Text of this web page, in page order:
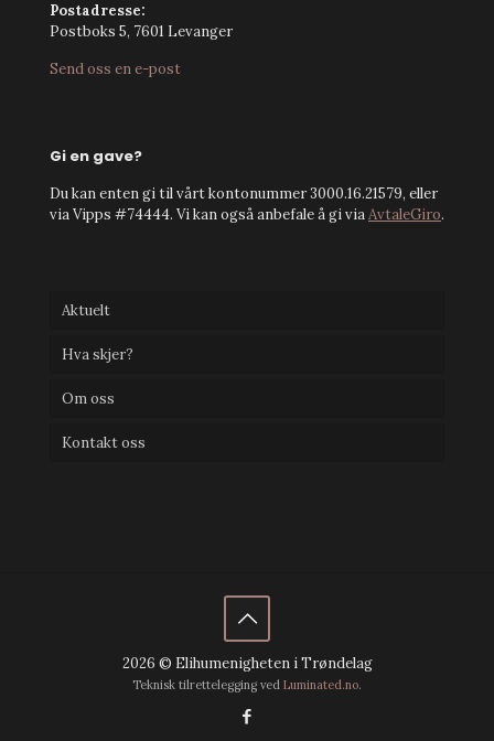
Postadresse:
Postboks 5, 7601 Levanger
Send oss en e-post
Gi en gave?
Du kan enten gi til vårt kontonummer 3000.16.21579, eller
via Vipps #74444. Vi kan også anbefale å gi viaAvtaleGiro.
Aktuelt
Hva skjer?
Om oss
Kontakt oss
2026 © Elihumenigheten i Trøndelag
Teknisk tilrettelegging ved Luminated.no.